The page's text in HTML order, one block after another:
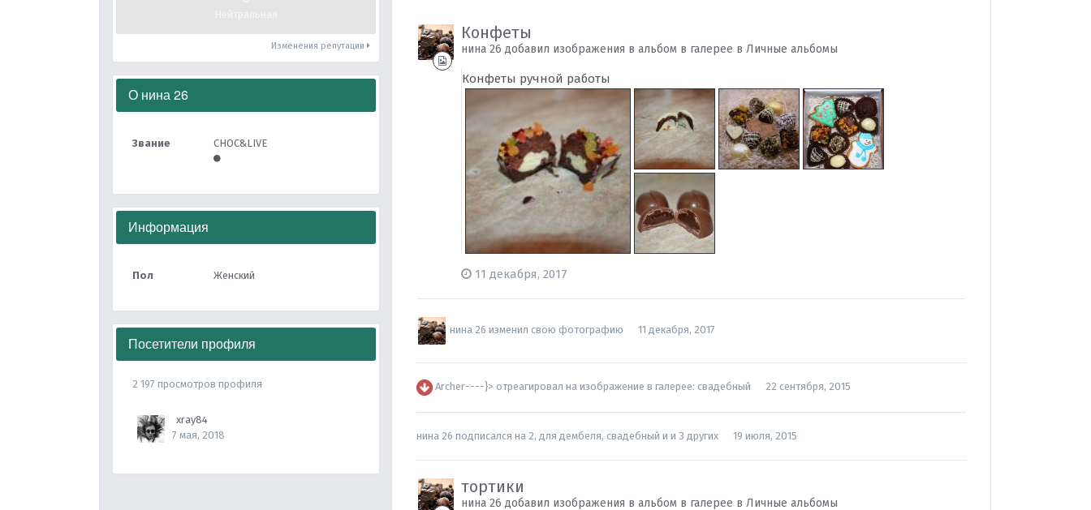
Изменения репутации
О нина 26
Звание CHOC&LIVE
Информация
Пол Женский
Посетители профиля
2 197 просмотров профиля
xray84
7 мая, 2018
Конфеты
нина 26 добавил изображения в альбом в галерее вЛичные альбомы
Конфеты ручной работы
11 декабря, 2017
нина 26 изменил свою фотографию 11 декабря, 2017
Archer----}> отреагировал на изображение в галерее:свадебный 22 сентября, 2015
нина 26 подписался на2,для дембеля,свадебный и и 3 других 19 июля, 2015
тортики
нина 26 добавил изображения в альбом в галерее вЛичные альбомы